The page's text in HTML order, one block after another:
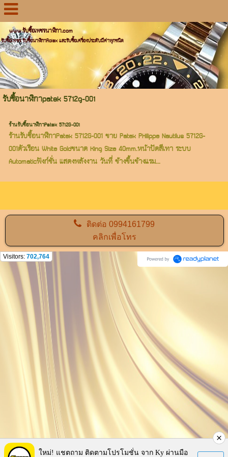
www.รับซื้อเพชรนาฬิกา.com
รับซื้อเพชร รับซื้อนาฬิกาRolex และรับซื้อเครื่องประดับมีค่าทุกชนิด
รับซื้อนาฬิกาpatek 5712g-001
ร้านรับซื้อนาฬิกาPatek 5712G-001
ร้านรับซื้อนาฬิกาPatek 5712G-001 ขาย Patek PHilippe Nautilus 5712G-
001ตัวเรือน White Goldขนาด King Size 40mm.หน้าปัดสีเทา ระบบ
Automaticฟังก์ชั่น แสดงพลังงาน วันที่ ข้างขึ้นข้างแรม...
ติดต่อ0994161799
คลิกเพื่อโทร
Visitors: 702,764
ใหม่! แชตถาม ติดตามโปรโมชั่น จาก Ky ผ่านมือ